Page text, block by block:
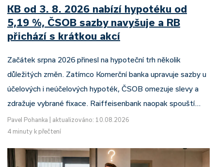
KB od 3. 8. 2026 nabízí hypotéku od
5,19 %, ČSOB sazby navyšuje a RB
přichází s krátkou akcí
Začátek srpna 2026 přinesl na hypoteční trh několik
důležitých změn. Zatímco Komerční banka upravuje sazby u
účelových i neúčelových hypoték, ČSOB omezuje slevy a
zdražuje vybrané fixace. Raiffeisenbank naopak spouští…
Pavel Pohanka
aktualizováno: 10.08.2026
4 minuty k přečtení